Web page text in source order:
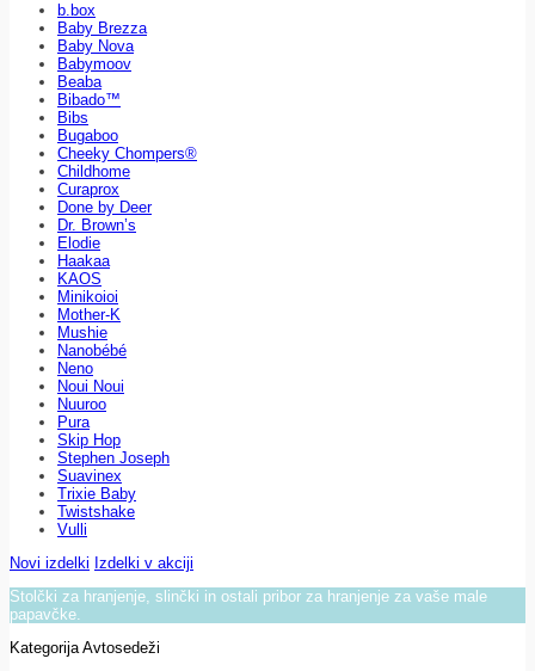
b.box
Baby Brezza
Baby Nova
Babymoov
Beaba
Bibado™
Bibs
Bugaboo
Cheeky Chompers®
Childhome
Curaprox
Done by Deer
Dr. Brown’s
Elodie
Haakaa
KAOS
Minikoioi
Mother-K
Mushie
Nanobébé
Neno
Noui Noui
Nuuroo
Pura
Skip Hop
Stephen Joseph
Suavinex
Trixie Baby
Twistshake
Vulli
Novi izdelki Izdelki v akciji
Stolčki za hranjenje, slinčki in ostali pribor za hranjenje za vaše male
papavčke.
Kategorija Avtosedeži